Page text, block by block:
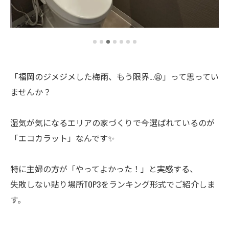
「福岡のジメジメした梅雨、もう限界…😫」って思ってい
ませんか？
湿気が気になるエリアの家づくりで今選ばれているのが
「エコカラット」なんです✨
特に主婦の方が「やってよかった！」と実感する、
失敗しない貼り場所TOP3をランキング形式でご紹介しま
す。